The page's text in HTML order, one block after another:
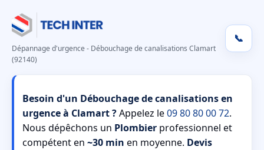
Dépannage d'urgence - Débouchage de canalisations Clamart
(92140)
📞
Besoin d'un Débouchage de canalisations en
urgence à Clamart ?Appelez le09 80 80 00 72.
Nous dépêchons un Plombier professionnel et
compétent en ~30 min en moyenne. Devis